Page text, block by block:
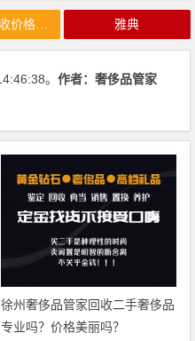
雅典
。作者：奢侈品管家
徐州奢侈品管家回收二手奢侈品
专业吗？价格美丽吗？